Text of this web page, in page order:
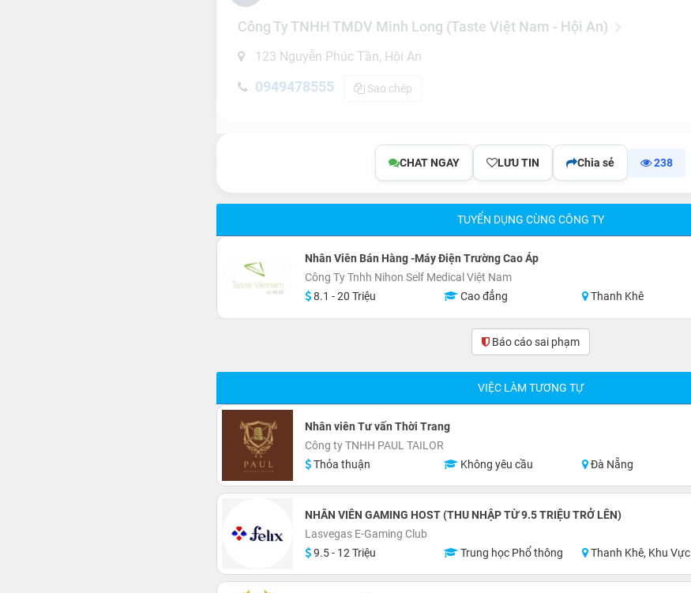
Công Ty TNHH TMDV Minh Long (Taste Việt Nam - Hội An)
123 Nguyễn Phúc Tần, Hội An
0949478555 Sao chép
CHAT NGAY LƯU TIN Chia sẻ 238
TUYỂN DỤNG CÙNG CÔNG TY
Nhân Viên Bán Hàng -Máy Điện Trường Cao Áp
Công Ty Tnhh Nihon Self Medical Việt Nam
8.1 - 20 Triệu
Cao đẳng Thanh Khê
Báo cáo sai phạm
VIỆC LÀM TƯƠNG TỰ
Nhân viên Tư vấn Thời Trang
Công ty TNHH PAUL TAILOR
Thỏa thuận
Không yêu cầu Đà Nẵng
NHÂN VIÊN GAMING HOST (THU NHẬP TỪ 9.5 TRIỆU TRỞ LÊN)
Lasvegas E-Gaming Club
9.5 - 12 Triệu
Trung học Phổ thông Thanh Khê, Khu Vực Lân Cận Đà Nẵng